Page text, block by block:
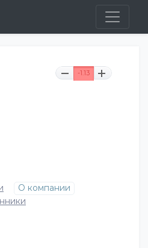
-1.13
О компании